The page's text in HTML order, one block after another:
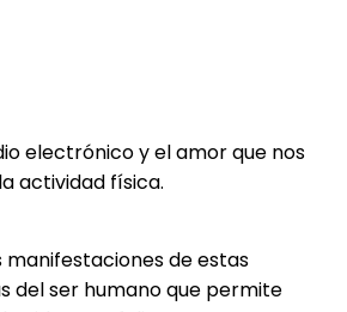
electrónico y el amor que nos
actividad física.
manifestaciones de estas
del ser humano que permite